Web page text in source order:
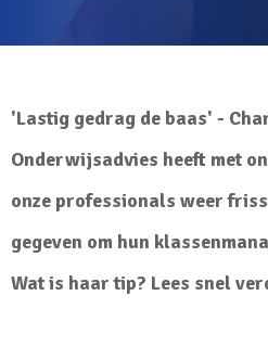
'Lastig gedrag de baas' -
Onderwijsadvies heeft met
onze professionals weer
gegeven om hun
Wat is haar tip? Lees snel